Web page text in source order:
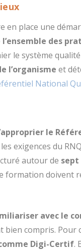
en place une
des
le système
l’organisme et
National
le
exigences du
autour de
formation doivent
avec le
bien compris.
Digi-Certif.